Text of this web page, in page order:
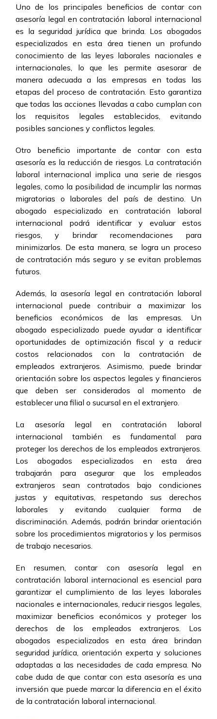
Uno de los principales beneficios de contar con
asesoría legal en contratación laboral internacional
es la seguridad jurídica que brinda. Los abogados
especializados en esta área tienen un profundo
conocimiento de las leyes laborales nacionales e
internacionales, lo que les permite asesorar de
manera adecuada a las empresas en todas las
etapas del proceso de contratación. Esto garantiza
que todas las acciones llevadas a cabo cumplan con
los requisitos legales establecidos, evitando
posibles sanciones y conflictos legales.
Otro beneficio importante de contar con esta
asesoría es la reducción de riesgos. La contratación
laboral internacional implica una serie de riesgos
legales, como la posibilidad de incumplir las normas
migratorias o laborales del país de destino. Un
abogado especializado en contratación laboral
internacional podrá identificar y evaluar estos
riesgos, y brindar recomendaciones para
minimizarlos. De esta manera, se logra un proceso
de contratación más seguro y se evitan problemas
futuros.
Además, la asesoría legal en contratación laboral
internacional puede contribuir a maximizar los
beneficios económicos de las empresas. Un
abogado especializado puede ayudar a identificar
oportunidades de optimización fiscal y a reducir
costos relacionados con la contratación de
empleados extranjeros. Asimismo, puede brindar
orientación sobre los aspectos legales y financieros
que deben ser considerados al momento de
establecer una filial o sucursal en el extranjero.
La asesoría legal en contratación laboral
internacional también es fundamental para
proteger los derechos de los empleados extranjeros.
Los abogados especializados en esta área
trabajarán para asegurar que los empleados
extranjeros sean contratados bajo condiciones
justas y equitativas, respetando sus derechos
laborales y evitando cualquier forma de
discriminación. Además, podrán brindar orientación
sobre los procedimientos migratorios y los permisos
de trabajo necesarios.
En resumen, contar con asesoría legal en
contratación laboral internacional es esencial para
garantizar el cumplimiento de las leyes laborales
nacionales e internacionales, reducir riesgos legales,
maximizar beneficios económicos y proteger los
derechos de los empleados extranjeros. Los
abogados especializados en esta área brindan
seguridad jurídica, orientación experta y soluciones
adaptadas a las necesidades de cada empresa. No
cabe duda de que contar con esta asesoría es una
inversión que puede marcar la diferencia en el éxito
de la contratación laboral internacional.